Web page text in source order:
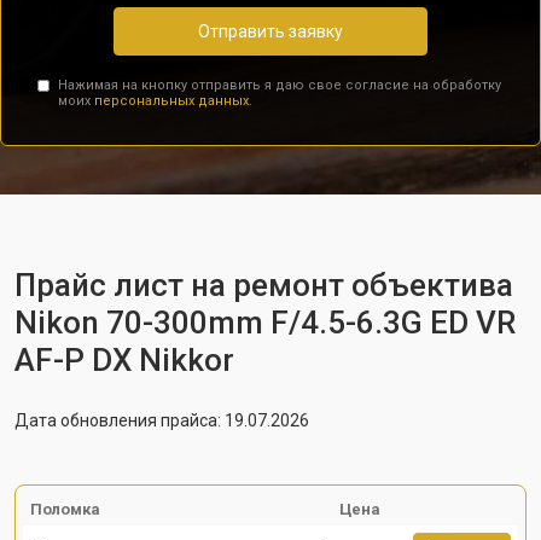
Отправить заявку
Нажимая на кнопку отправить я даю свое согласие на обработку
моих персональных данных.
Прайс лист на ремонт объектива
Nikon 70-300mm F/4.5-6.3G ED VR
AF-P DX Nikkor
Дата обновления прайса: 19.07.2026
Поломка Цена